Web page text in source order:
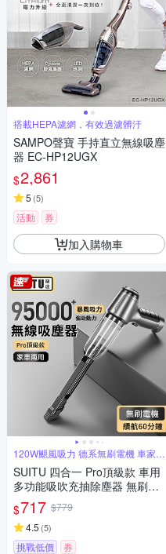
搭載HEPA濾網，有效過濾髒汙
SAMPO聲寶 手持直立無線吸塵
器 EC-HP12UGX
$2,861
5 (5)
活動 券
加入購物車
120W颶風吸力 德系無刷電機 車家兩
SUITU 四合一 Pro頂級款 車用
多功能吸吹充抽除塵器 無刷電
機家車兩用吸塵器 汽車吹氣機
打氣機
$717 $779
4.5 (5)
挑戰低價 券